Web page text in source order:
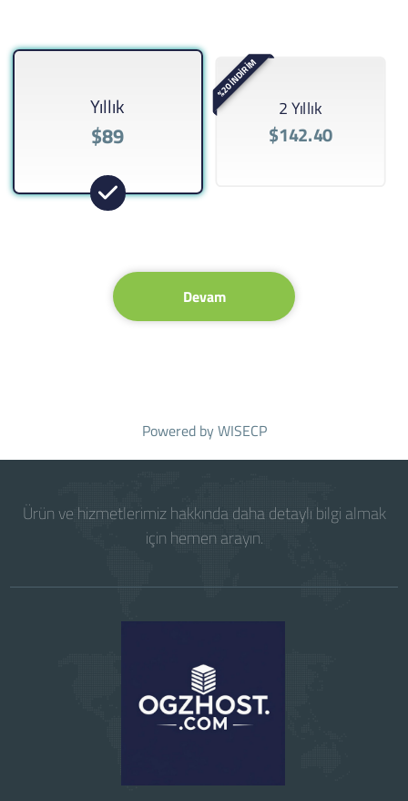
Yıllık
$89
%20 İNDİRİM
2 Yıllık
$142.40
Devam
Powered byWISECP
Ürün ve hizmetlerimiz hakkında daha detaylı bilgi almak
için hemen arayın.